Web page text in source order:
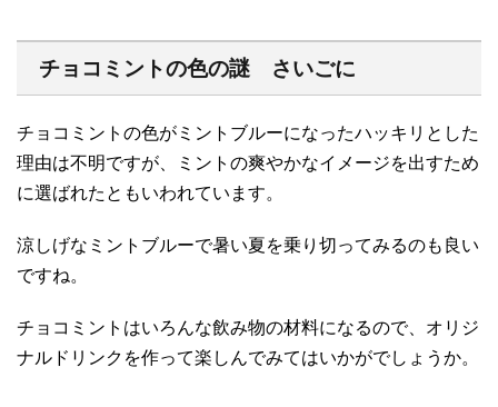
チョコミントの色の謎 さいごに
チョコミントの色がミントブルーになったハッキリとした
理由は不明ですが、ミントの爽やかなイメージを出すため
に選ばれたともいわれています。
涼しげなミントブルーで暑い夏を乗り切ってみるのも良い
ですね。
チョコミントはいろんな飲み物の材料になるので、オリジ
ナルドリンクを作って楽しんでみてはいかがでしょうか。